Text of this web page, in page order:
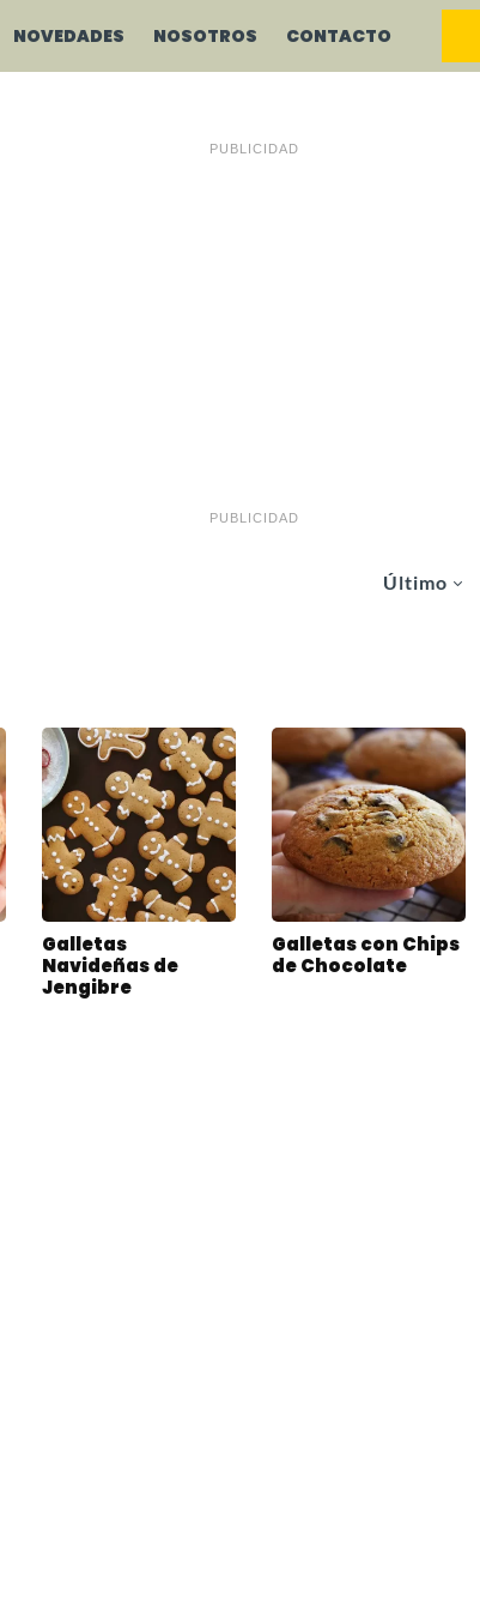
NOVEDADES NOSOTROS CONTACTO
PUBLICIDAD
PUBLICIDAD
Último
Galletas
Navideñas de
Jengibre
Galletas con Chips
de Chocolate